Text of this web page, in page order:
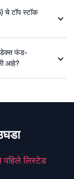
चे टॉप स्टॉक
फंड-
आहे?
पहिले लिस्टेड